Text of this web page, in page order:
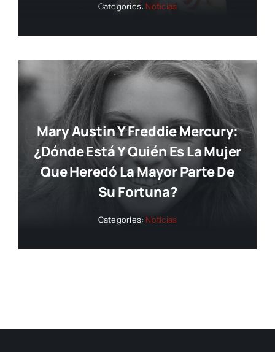
Categories: Noticias
Mary Austin Y Freddie Mercury:
¿dónde Está Y Quién Es La Mujer
Que Heredó La Mayor Parte De
Su Fortuna?
Categories: Noticias